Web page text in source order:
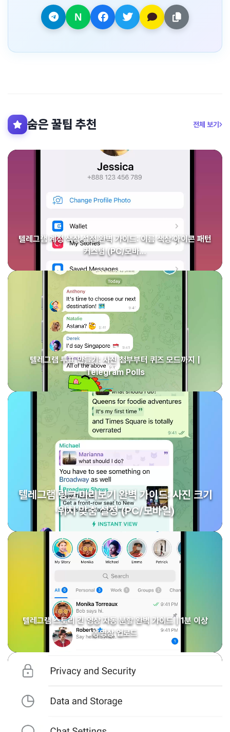
숨은 꿀팁 추천 전체 보기
텔레그램 계정 색상 설정 완벽 가이드: 이름 색상·아이콘 패턴
커스텀 (PC/모바…
텔레그램 투표 만들기: 사진 첨부부터 퀴즈 모드까지 |
Telegram Polls
텔레그램 링크 미리보기 완벽 가이드: 사진 크기
·위치 맞춤 설정 (PC/모바일)
텔레그램 스토리 긴 영상 자동 분할 완벽 가이드 | 1분 이상
동영상 업로드